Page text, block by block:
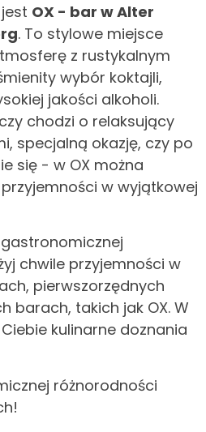
OX - bar w Alter
. To stylowe miejsce
z rustykalnym
wybór koktajli,
jakości alkoholi.
chodzi o relaksujący
specjalną okazję, czy po
się - w OX można
w wyjątkowej
chwile przyjemności w
pierwszorzędnych
barach, takich jak OX. W
kulinarne doznania
różnorodności